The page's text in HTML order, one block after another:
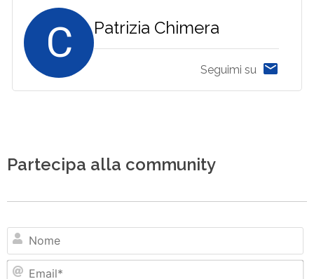
C Patrizia Chimera
Seguimi su
Partecipa alla community